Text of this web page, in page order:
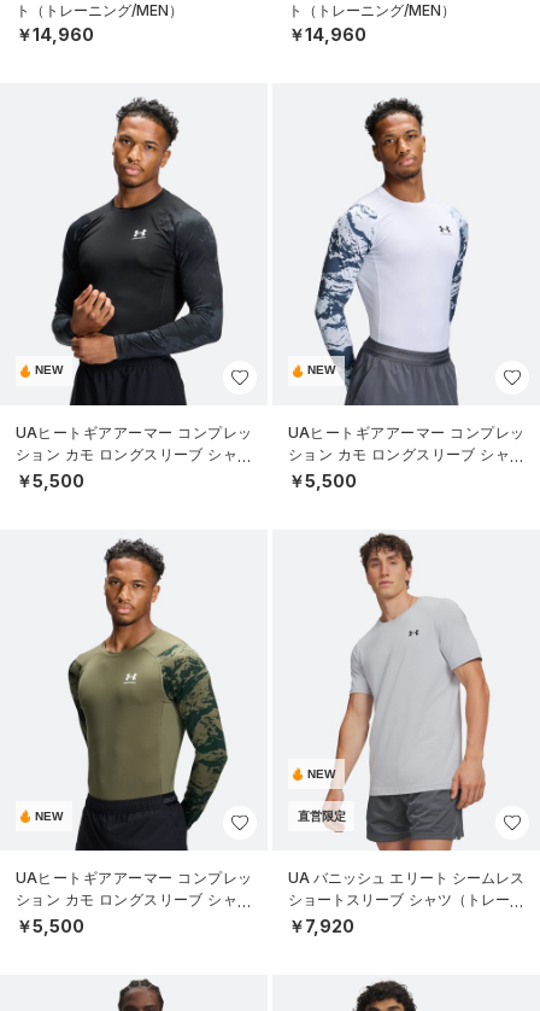
ト（トレーニング/MEN）
￥14,960
ト（トレーニング/MEN）
￥14,960
NEW
UAヒートギアアーマー コンプレッ
ション カモ ロングスリーブ シャツ
（トレーニング/MEN）
￥5,500
NEW
UAヒートギアアーマー コンプレッ
ション カモ ロングスリーブ シャツ
（トレーニング/MEN）
￥5,500
NEW
UAヒートギアアーマー コンプレッ
ション カモ ロングスリーブ シャツ
（トレーニング/MEN）
￥5,500
NEW
直営限定
UA バニッシュ エリート シームレス
ショートスリーブ シャツ（トレーニ
ング/MEN）
￥7,920